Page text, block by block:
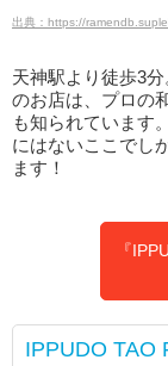
出典：https://
天神駅より徒歩3
のお店は、プロの
も知られています
にはないここでし
ます！
『
IPPUDO TAO